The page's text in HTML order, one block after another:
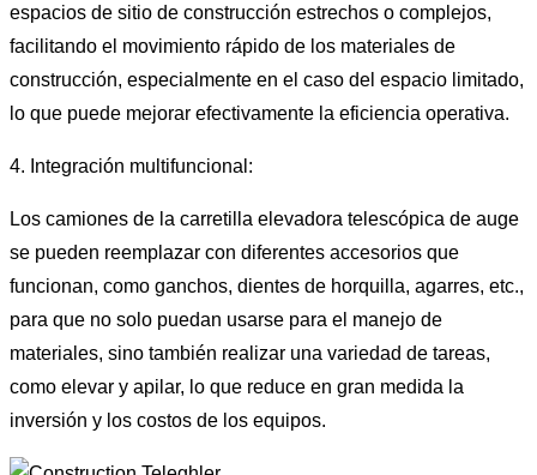
espacios de sitio de construcción estrechos o complejos,
facilitando el movimiento rápido de los materiales de
construcción, especialmente en el caso del espacio limitado,
lo que puede mejorar efectivamente la eficiencia operativa.
4. Integración multifuncional:
Los camiones de la carretilla elevadora telescópica de auge
se pueden reemplazar con diferentes accesorios que
funcionan, como ganchos, dientes de horquilla, agarres, etc.,
para que no solo puedan usarse para el manejo de
materiales, sino también realizar una variedad de tareas,
como elevar y apilar, lo que reduce en gran medida la
inversión y los costos de los equipos.